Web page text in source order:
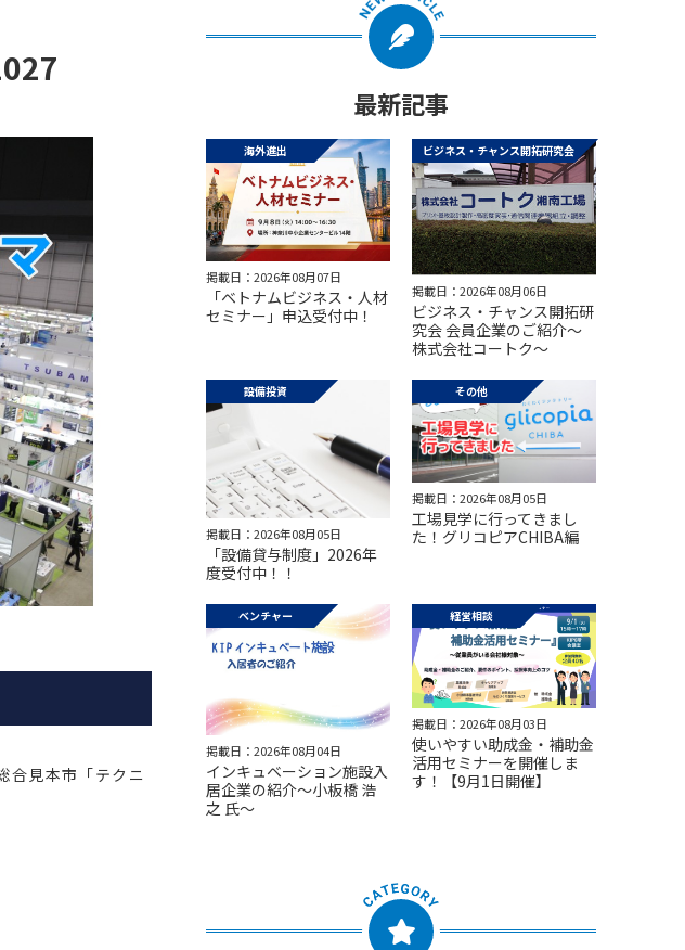
合見本市「テクニ
最新記事
海外進出
掲載日：2026年08月07日
「ベトナムビジネス・人材
セミナー」申込受付中！
ビジネス・チャンス開拓研究会
掲載日：2026年08月06日
ビジネス・チャンス開拓研
究会 会員企業のご紹介～
株式会社コートク～
設備投資
掲載日：2026年08月05日
「設備貸与制度」2026年
度受付中！！
その他
掲載日：2026年08月05日
工場見学に行ってきまし
た！グリコピアCHIBA編
ベンチャー
掲載日：2026年08月04日
インキュベーション施設入
居企業の紹介～小板橋 浩
之 氏～
経営相談
掲載日：2026年08月03日
使いやすい助成金・補助金
活用セミナーを開催しま
す！【9月1日開催】